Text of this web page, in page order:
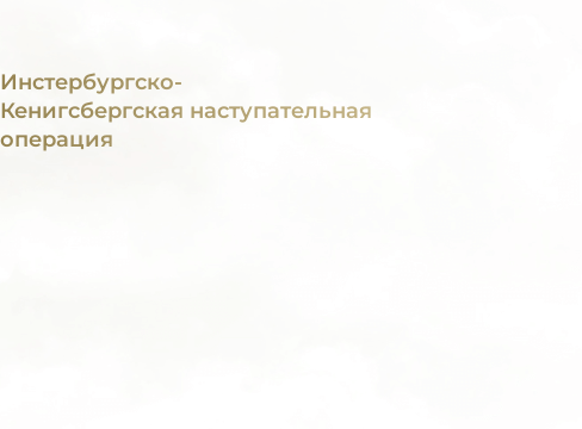
Инстербургско-
Кенигсбергская наступательная
операция